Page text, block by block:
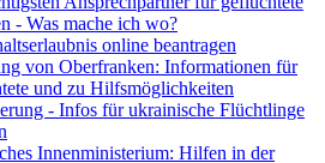
- Was mache ich wo?
online beantragen
von Oberfranken: Informationen für
und zu Hilfsmöglichkeiten
- Infos für ukrainische Flüchtlinge
Innenministerium: Hilfen in der